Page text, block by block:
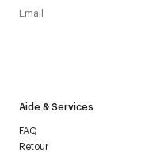
Aide & Services
FAQ
Retour